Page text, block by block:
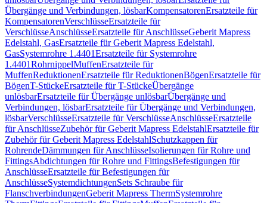
Übergänge und Verbindungen, lösbarKompensatorenErsatzteile für
KompensatorenVerschlüsseErsatzteile für
VerschlüsseAnschlüsseErsatzteile für AnschlüsseGeberit Mapress
Edelstahl, GasErsatzteile für Geberit Mapress Edelstahl,
GasSystemrohre 1.4401Ersatzteile für Systemrohre
1.4401RohrnippelMuffenErsatzteile für
MuffenReduktionenErsatzteile für ReduktionenBögenErsatzteile für
BögenT-StückeErsatzteile für T-StückeÜbergänge
unlösbarErsatzteile für Übergänge unlösbarÜbergänge und
Verbindungen, lösbarErsatzteile für Übergänge und Verbindungen,
lösbarVerschlüsseErsatzteile für VerschlüsseAnschlüsseErsatzteile
für AnschlüsseZubehör für Geberit Mapress EdelstahlErsatzteile für
Zubehör für Geberit Mapress EdelstahlSchutzkappen für
RohrendeDämmungen für AnschlüsseIsolierungen für Rohre und
FittingsAbdichtungen für Rohre und FittingsBefestigungen für
AnschlüsseErsatzteile für Befestigungen für
AnschlüsseSystemdichtungenSets Schraube für
FlanschverbindungenGeberit Mapress ThermSystemrohre